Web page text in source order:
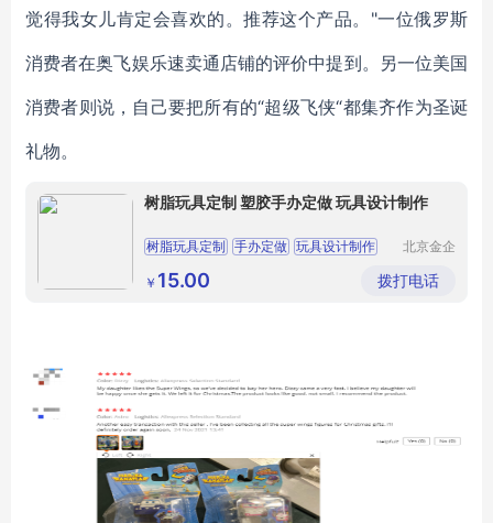
觉得我女儿肯定会喜欢的。推荐这个产品。 "一位俄罗斯
消费者在奥飞娱乐速卖通店铺的评价中提到。另一位美国
消费者则说，自己要把所有的“超级飞侠“都集齐作为圣诞
礼物。
树脂玩具定制 塑胶手办定做 玩具设计制作
树脂玩具定制 手办定做 玩具设计制作
北京金企
有限公司
￥ 15.00 拨打电话